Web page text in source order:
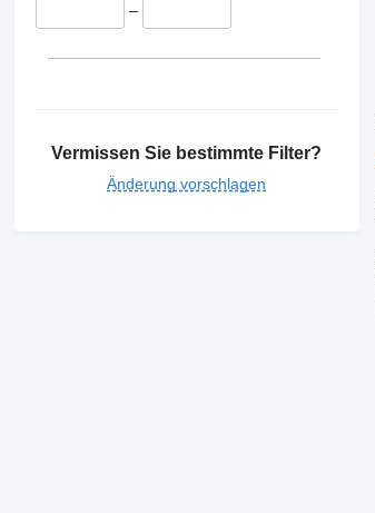
–
Vermissen Sie bestimmte Filter?
Änderung vorschlagen